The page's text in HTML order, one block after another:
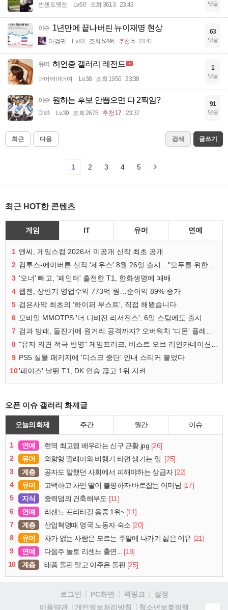
빈센트멧젠 Lv.60 조회 3613 23:43 댓글
이슈 1년만에 끝나버린 뉴이재명 현상
마검귀 Lv.83 조회 5296 추천 5 23:41
63
댓글
유머 허언증 갤러리 레전드
머머머머머며 Lv.38 조회 1956 23:38
1
댓글
이슈 원하는 후보 안뽑으면 다 2찍임?
Disifi Lv.39 조회 2678 추천 17 23:37
91
댓글
최근 다음 검색 글쓰기
1 2 3 4 5
최근 HOT한 콘텐츠
게임 IT 유머 연예
1 엔씨, 게임스컴 2026서 미공개 신작 최초 공개
2
3 '오너' 빼고, '페인터' 출전한 T1, 한화생명에 패배
4 웹젠, 상반기 영업수익 773억 원…순이익 89% 증가
5 검은사막 최초의 '하이퍼 부스트', 직접 해봤습니다
6 모바일 MMOTPS '더 디비전 리서전스', 6일 스팀에도 출시
7
8
9 PS5 실물 패키지에 '디스크 중단' 안내 스티커 붙었다
10'페이즈' 날뛴 T1, DK 연승 끊고 1위 지켜
오픈 이슈 갤러리 화제글
오늘의 화제 주간 월간 이슈
1 연예 현역 최고령 배우라는 신구 근황.jpg [26]
2
유머 외향형 딸래미와 비행기 타면 생기는 일. [25]
3
계층 공자도 말했던 사회에서 피해야하는 상급자 [22]
4
유머 고백하고 차인 딸이 불평하자 바로잡는 어머님 [17]
5
지식 중력댐의 건축해부도 [11]
6
연예 리센느 프리티걸 음중 1위~ [11]
7
계층 산업혁명때 영국 노동자 숙소 [20]
8
유머 차가 없는 사람은 모르는 주말에 나가기 싫은 이유 [21]
9
연예 다음주 놀토 리센느 출연... [18]
10
계층 태풍 돌핀 말고 이주은 돌핀 [25]
로그인 PC화면 퀵링크
설정
이용약관
개인정보처리방침 청소년보호정책